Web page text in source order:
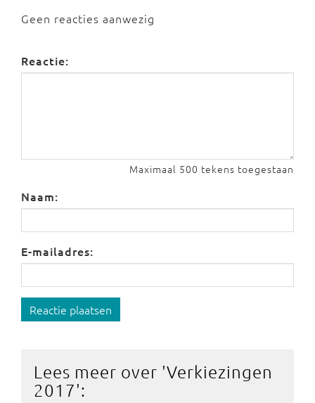
Geen reacties aanwezig
Reactie:
Maximaal 500 tekens toegestaan
Naam:
E-mailadres:
Reactie plaatsen
Lees meer over 'Verkiezingen
2017':